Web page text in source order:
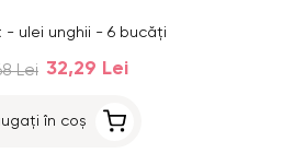
- ulei unghii - 6 bucăți
Lei 32,29 Lei
în coș